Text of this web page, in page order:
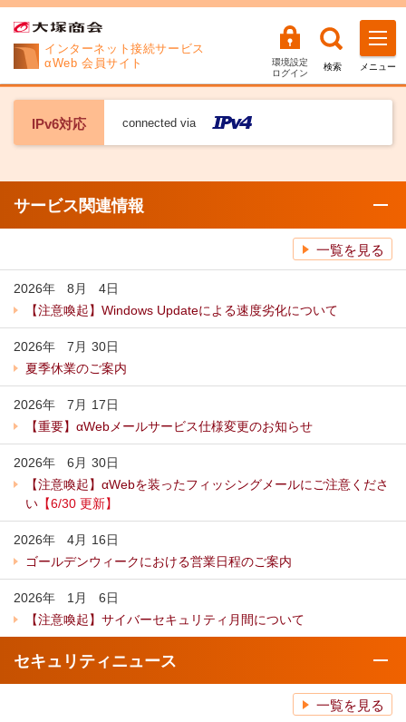
インターネット接続サービス
αWeb 会員サイト
環境設定
ログイン
検索 メニュー
IPv6対応 connected via
サービス関連情報
一覧を見る
2026年 8 月 4日
【注意喚起】Windows Updateによる速度劣化について
2026年 7 月 30日
夏季休業のご案内
2026年 7 月 17日
【重要】αWebメールサービス仕様変更のお知らせ
2026年 6 月 30日
【注意喚起】αWebを装ったフィッシングメールにご注意くださ
い 【6/30 更新】
2026年 4月 16日
ゴールデンウィークにおける営業日程のご案内
2026年 1 月 6日
【注意喚起】サイバーセキュリティ月間について
セキュリティニュース
一覧を見る